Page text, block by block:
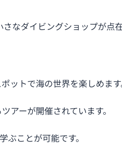
なダイビングショップが点
ットで海の世界を楽しめます
アーが開催されています。
ことが可能です。